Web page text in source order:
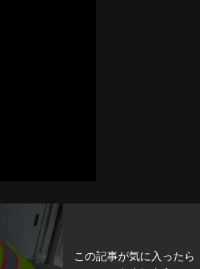
この記事が気に入ったら